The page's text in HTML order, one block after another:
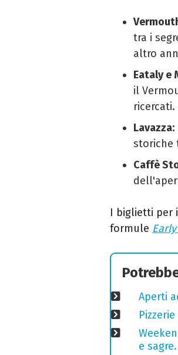
tra i
altro
Eataly e
il
ricercati.
Lavazza:
storiche
Caffè
I biglietti per
formule
Aperti
e